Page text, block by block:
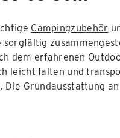
Campingzubehör
dem erfahrenen
leicht falten und
Die Grundausstattung an